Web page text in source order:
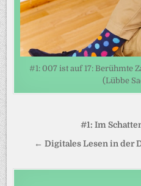
#1: 007 ist auf 17: Berühmte
(Lübbe
#1: Im
← Digitales Lesen in der